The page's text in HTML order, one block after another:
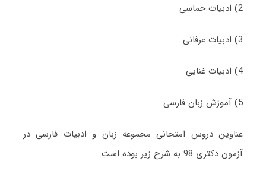
2) ادبیات حماسی
3) ادبیات عرفانی
4) ادبیات غنایی
5) آموزش زبان فارسی
عناوین دروس امتحانی مجموعه زبان و ادبیات فارسی در
آزمون دکتری 98 به شرح زیر بوده است: